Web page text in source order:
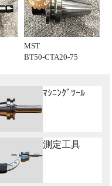
MST
BT50-CTA20-75
ﾏｼﾆﾝｸﾞﾂｰﾙ
測定工具